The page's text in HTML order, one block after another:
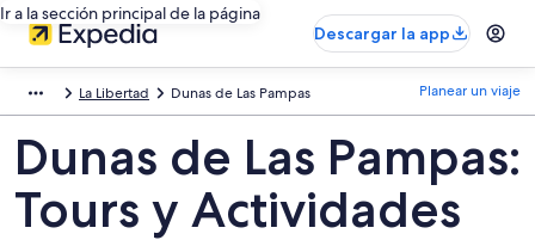
Ir a la sección principal de la página
Descargar la app
La Libertad Dunas de Las Pampas Planear un viaje
Dunas de Las Pampas:
Tours y Actividades